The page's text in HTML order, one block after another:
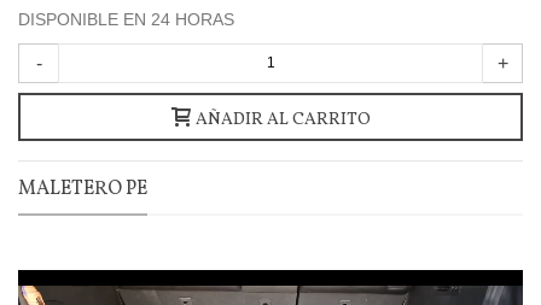
DISPONIBLE EN 24 HORAS
- +
AÑADIR AL CARRITO
MALETERO PE